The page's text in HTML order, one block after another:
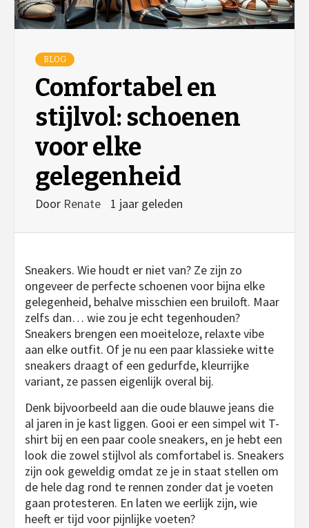
BLOG
Comfortabel en
stijlvol: schoenen
voor elke
gelegenheid
Door Renate 1 jaar geleden
Sneakers. Wie houdt er niet van? Ze zijn zo
ongeveer de perfecte schoenen voor bijna elke
gelegenheid, behalve misschien een bruiloft. Maar
zelfs dan… wie zou je echt tegenhouden?
Sneakers brengen een moeiteloze, relaxte vibe
aan elke outfit. Of je nu een paar klassieke witte
sneakers draagt of een gedurfde, kleurrijke
variant, ze passen eigenlijk overal bij.
Denk bijvoorbeeld aan die oude blauwe jeans die
al jaren in je kast liggen. Gooi er een simpel wit T-
shirt bij en een paar coole sneakers, en je hebt een
look die zowel stijlvol als comfortabel is. Sneakers
zijn ook geweldig omdat ze je in staat stellen om
de hele dag rond te rennen zonder dat je voeten
gaan protesteren. En laten we eerlijk zijn, wie
heeft er tijd voor pijnlijke voeten?